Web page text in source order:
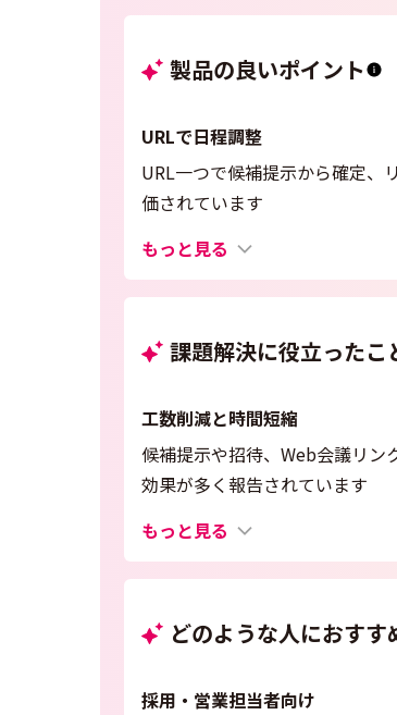
製品の良いポイント
URLで日程調整
URL一つで候補提示から確定、
価されています
もっと見る
課題解決に役立ったこ
工数削減と時間短縮
候補提示や招待、Web会議リン
効果が多く報告されています
もっと見る
どのような人におすす
採用・営業担当者向け